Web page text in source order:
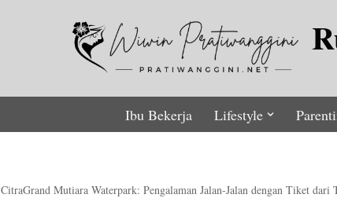
Ibu Bekerja Lifestyle
CitraGrand Mutiara Waterpark: Pengalaman Jalan-Jalan dengan Tiket dari